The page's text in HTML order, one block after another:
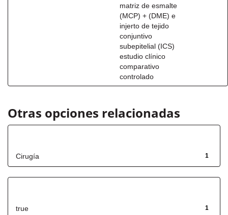
matriz de esmalte
(MCP) + (DME) e
injerto de tejido
conjuntivo
subepitelial (ICS)
estudio clínico
comparativo
controlado
Otras opciones relacionadas
1
Cirugía
1
true